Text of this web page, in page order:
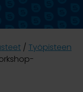
/ Työpisteen